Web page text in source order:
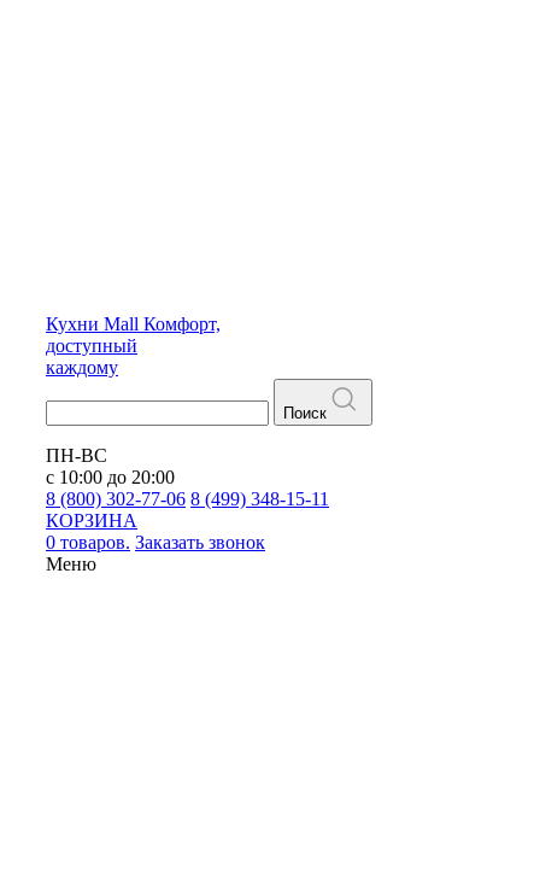
Кухни Mall Комфорт,
доступный
каждому
Поиск
ПН-ВС
с 10:00 до 20:00
8 (800) 302-77-06 8 (499) 348-15-11
КОРЗИНА
0 товаров. Заказать звонок
Меню